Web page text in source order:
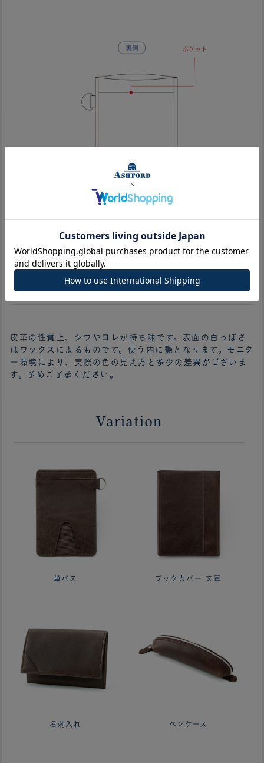
ご注文の前にご確認ください。
皮革の性質上、シワやヨレが持ち味です。表面の白っぽさ
はワックスによるものです。使う内に艶となります。モニタ
ー環境により、実際の色の見え方と多少の差異がございま
す。予めご了承ください。
Variation
単パス ブックカバー 文庫
名刺入れ ペンケース